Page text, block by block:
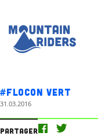
#Flocon vert
31.03.2016
Partager